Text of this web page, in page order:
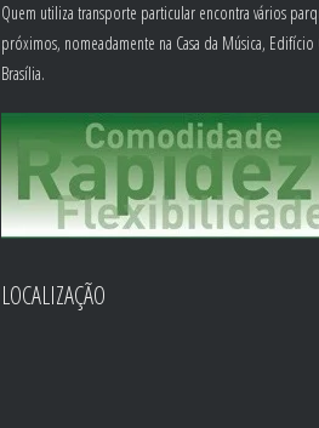
Quem utiliza transporte particular encontra vários
próximos, nomeadamente na Casa da Música,
Brasília.
LOCALIZAÇÃO